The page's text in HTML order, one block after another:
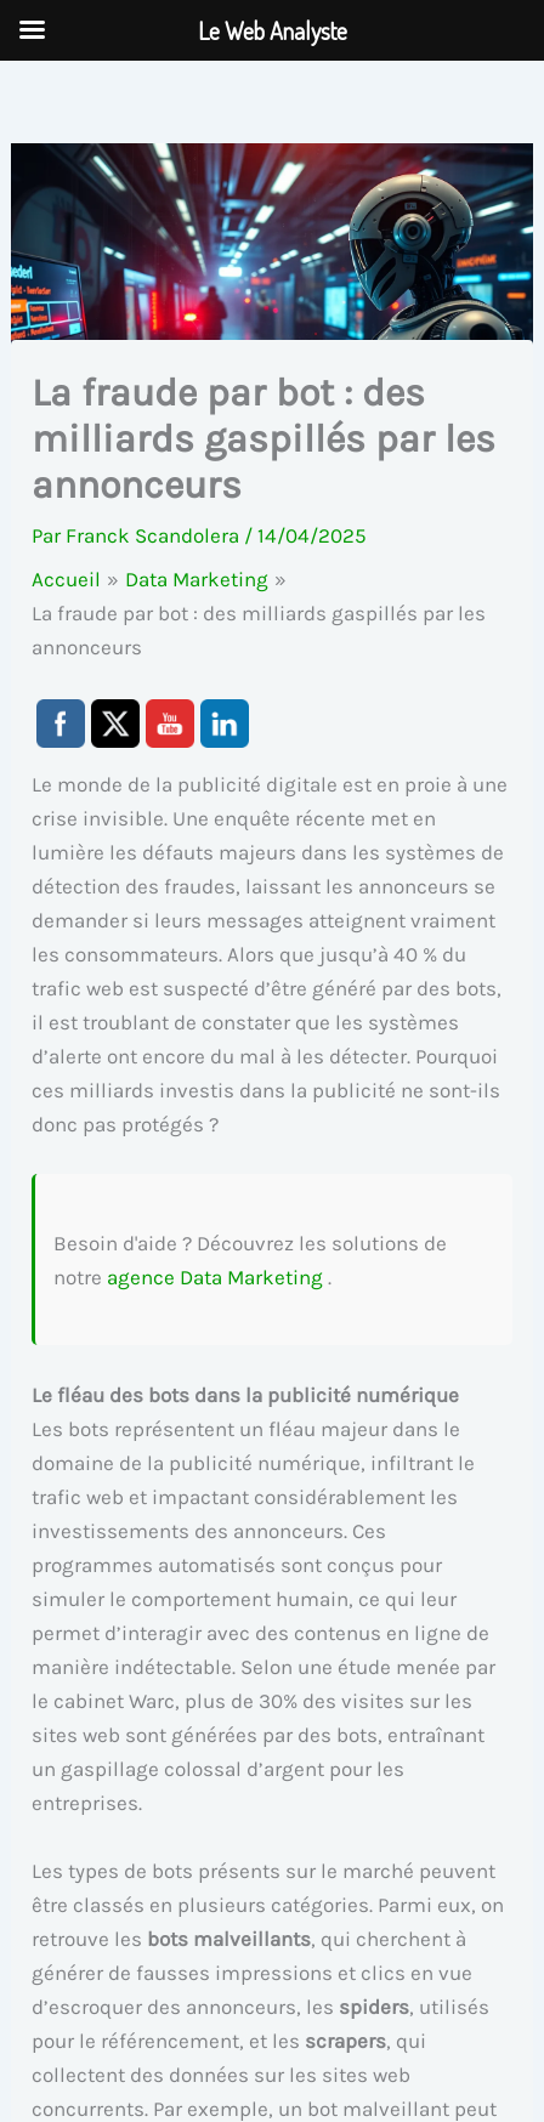
Aller
La fraude par bot : des
milliards gaspillés par les
annonceurs
Par Franck Scandolera /14/04/2025
Accueil
Data Marketing
La fraude par bot : des milliards gaspillés par les
annonceurs
Le monde de la publicité digitale est en proie à une
crise invisible. Une enquête récente met en
lumière les défauts majeurs dans les systèmes de
détection des fraudes, laissant les annonceurs se
demander si leurs messages atteignent vraiment
les consommateurs. Alors que jusqu’à 40 % du
trafic web est suspecté d’être généré par des bots,
il est troublant de constater que les systèmes
d’alerte ont encore du mal à les détecter. Pourquoi
ces milliards investis dans la publicité ne sont-ils
donc pas protégés ?
Besoin d'aide ? Découvrez les solutions de
notre agence Data Marketing.
Le fléau des bots dans la publicité numérique
Les bots représentent un fléau majeur dans le
domaine de la publicité numérique, infiltrant le
trafic web et impactant considérablement les
investissements des annonceurs. Ces
programmes automatisés sont conçus pour
simuler le comportement humain, ce qui leur
permet d’interagir avec des contenus en ligne de
manière indétectable. Selon une étude menée par
le cabinet Warc, plus de 30% des visites sur les
sites web sont générées par des bots, entraînant
un gaspillage colossal d’argent pour les
entreprises.
Les types de bots présents sur le marché peuvent
être classés en plusieurs catégories. Parmi eux, on
retrouve les bots malveillants, qui cherchent à
générer de fausses impressions et clics en vue
d’escroquer des annonceurs, les spiders, utilisés
pour le référencement, et les scrapers, qui
collectent des données sur les sites web
concurrents. Par exemple, un bot malveillant peut
Le Web Analyste